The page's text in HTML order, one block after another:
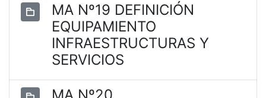
MA Nº19 DEFINICIÓN
EQUIPAMIENTO
INFRAESTRUCTURAS Y
SERVICIOS